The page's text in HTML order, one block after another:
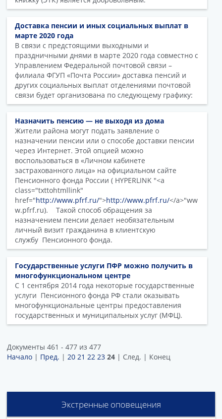
Доставка пенсии и иных социальных выплат в
марте 2020 года
В связи с предстоящими выходными и
праздничными днями в марте 2020 года совместно с
Управлением Федеральной почтовой связи –
филиала ФГУП «Почта России» доставка пенсий и
других социальных выплат отделениями почтовой
связи будет организована по следующему графику:
Назначить пенсию — не выходя из дома
Жители района могут подать заявление о
назначении пенсии или о способе доставки пенсии
через Интернет. Этой опцией можно
воспользоваться в «Личном кабинете
застрахованного лица» на официальном сайте
Пенсионного фонда России ( HYPERLINK "<a
class="txttohtmllink"
href="http://www.pfrf.ru/">http://www.pfrf.ru/</a>"ww
w.pfrf.ru). Такой способ обращения за
назначением пенсии делает необязательным
личный визит гражданина в клиентскую
службу Пенсионного фонда.
Государственные услуги ПФР можно получить в
многофункциональном центре
С 1 сентября 2014 года некоторые государственные
услуги Пенсионного фонда РФ стали оказывать
многофункциональные центры предоставления
государственных и муниципальных услуг (МФЦ).
Документы 461 - 477 из 477
Начало | Пред. | 20 21 22 23 24 | След. | Конец
Экстренные оповещения